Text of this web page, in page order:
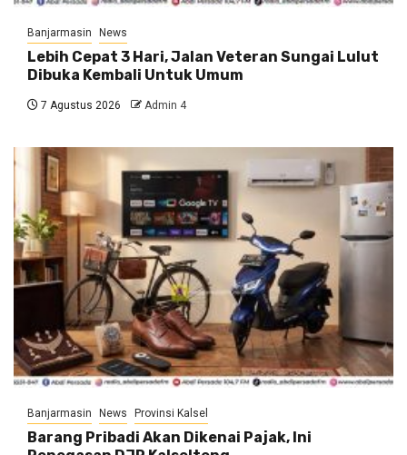
Banjarmasin News
Lebih Cepat 3 Hari, Jalan Veteran Sungai Lulut
Dibuka Kembali Untuk Umum
7 Agustus 2026 Admin 4
Banjarmasin News Provinsi Kalsel
Barang Pribadi Akan Dikenai Pajak, Ini